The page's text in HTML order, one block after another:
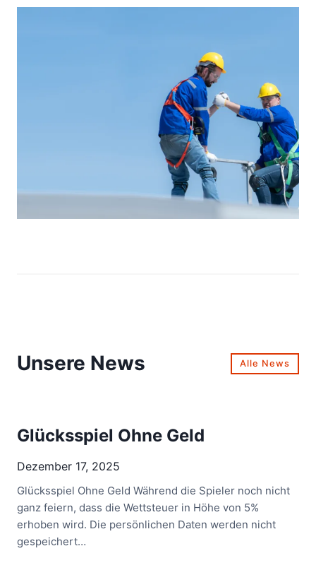
Unsere News Alle News
Glücksspiel Ohne Geld
Dezember 17, 2025
Glücksspiel Ohne Geld Während die Spieler noch nicht
ganz feiern, dass die Wettsteuer in Höhe von 5%
erhoben wird. Die persönlichen Daten werden nicht
gespeichert…